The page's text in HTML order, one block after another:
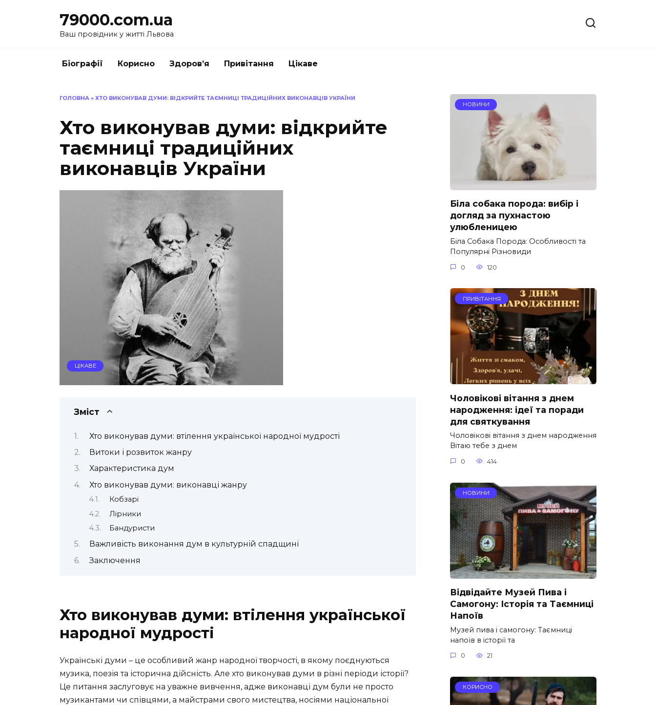
79000.com.ua
Ваш провідник у житті Львова
Біографії Корисно Здоров’я Привітання Цікаве
ГОЛОВНА » ХТО ВИКОНУВАВ ДУМИ: ВІДКРИЙТЕ ТАЄМНИЦІ ТРАДИЦІЙНИХ ВИКОНАВЦІВ УКРАЇНИ
Хто виконував думи: відкрийте
таємниці традиційних
виконавців України
ЦІКАВЕ
Зміст
Хто виконував думи: втілення української народної мудрості
Витоки і розвиток жанру
Характеристика дум
Хто виконував думи: виконавці жанру
Кобзарі
Лірники
Бандуристи
Важливість виконання дум в культурній спадщині
Заключення
Хто виконував думи: втілення української
народної мудрості
Українські думи – це особливий жанр народної творчості, в якому поєднуються
музика, поезія та історична дійсність. Але хто виконував думи в різні періоди історії?
Це питання заслуговує на уважне вивчення, адже виконавці дум були не просто
музикантами чи співцями, а майстрами свого мистецтва, носіями національної
НОВИНИ
Біла собака порода: вибір і
догляд за пухнастою
улюбленицею
Біла Собака Порода: Особливості та
Популярні Різновиди
0 120
ПРИВІТАННЯ
Чоловікові вітання з днем
народження: ідеї та поради
для святкування
Чоловікові вітання з днем народження
Вітаю тебе з днем
0 414
НОВИНИ
Відвідайте Музей Пива і
Самогону: Історія та Таємниці
Напоїв
Музей пива і самогону: Таємниці
напоїв в історії та
0 21
КОРИСНО